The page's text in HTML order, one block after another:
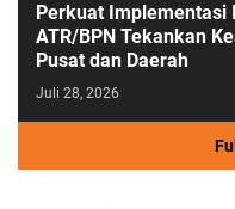
Perkuat Implementasi
ATR/BPN Tekankan
Pusat dan Daerah
Juli 28, 2026